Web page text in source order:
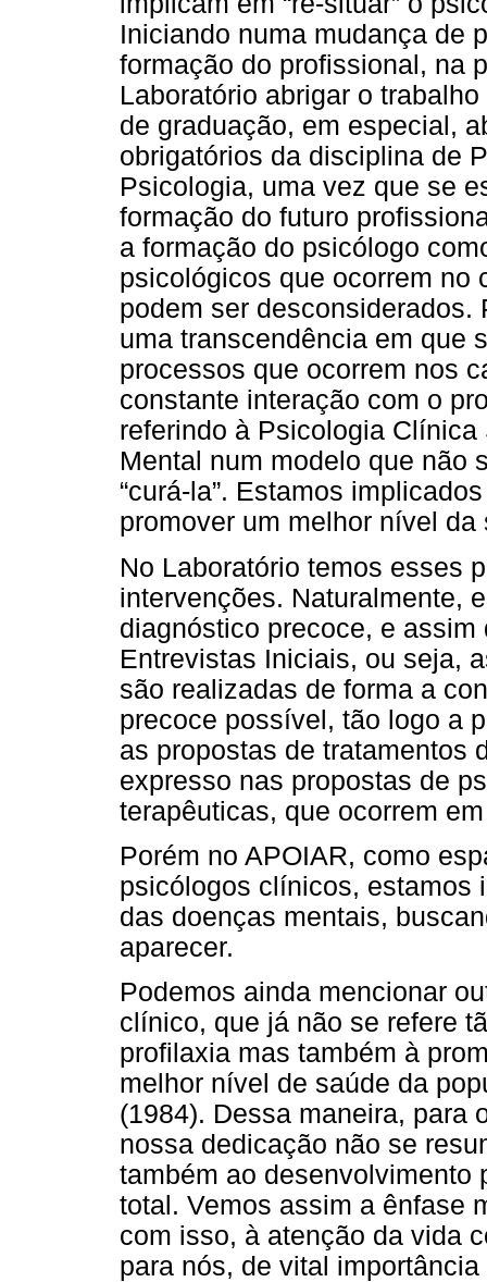
Iniciando numa mudança de
formação do profissional, na
Laboratório abrigar o
de graduação, em especial,
obrigatórios da disciplina de
Psicologia, uma vez que se
formação do futuro
a formação do psicólogo
psicológicos que ocorrem no
podem ser desconsiderados.
uma transcendência em que
processos que ocorrem nos
constante interação com o
referindo à Psicologia
Mental num modelo que não
“curá-la”. Estamos
promover um melhor nível da
No Laboratório temos esses
intervenções. Naturalmente,
diagnóstico precoce, e
Entrevistas Iniciais, ou seja,
são realizadas de forma a
precoce possível, tão logo a
as propostas de tratamentos
expresso nas propostas de
terapêuticas, que ocorrem
Porém no APOIAR, como
psicólogos clínicos, estamos
das doenças mentais,
aparecer.
Podemos ainda mencionar
clínico, que já não se refere
profilaxia mas também à
melhor nível de saúde da
(1984). Dessa maneira, para
nossa dedicação não se
também ao desenvolvimento
total. Vemos assim a ênfase
com isso, à atenção da vida
para nós, de vital